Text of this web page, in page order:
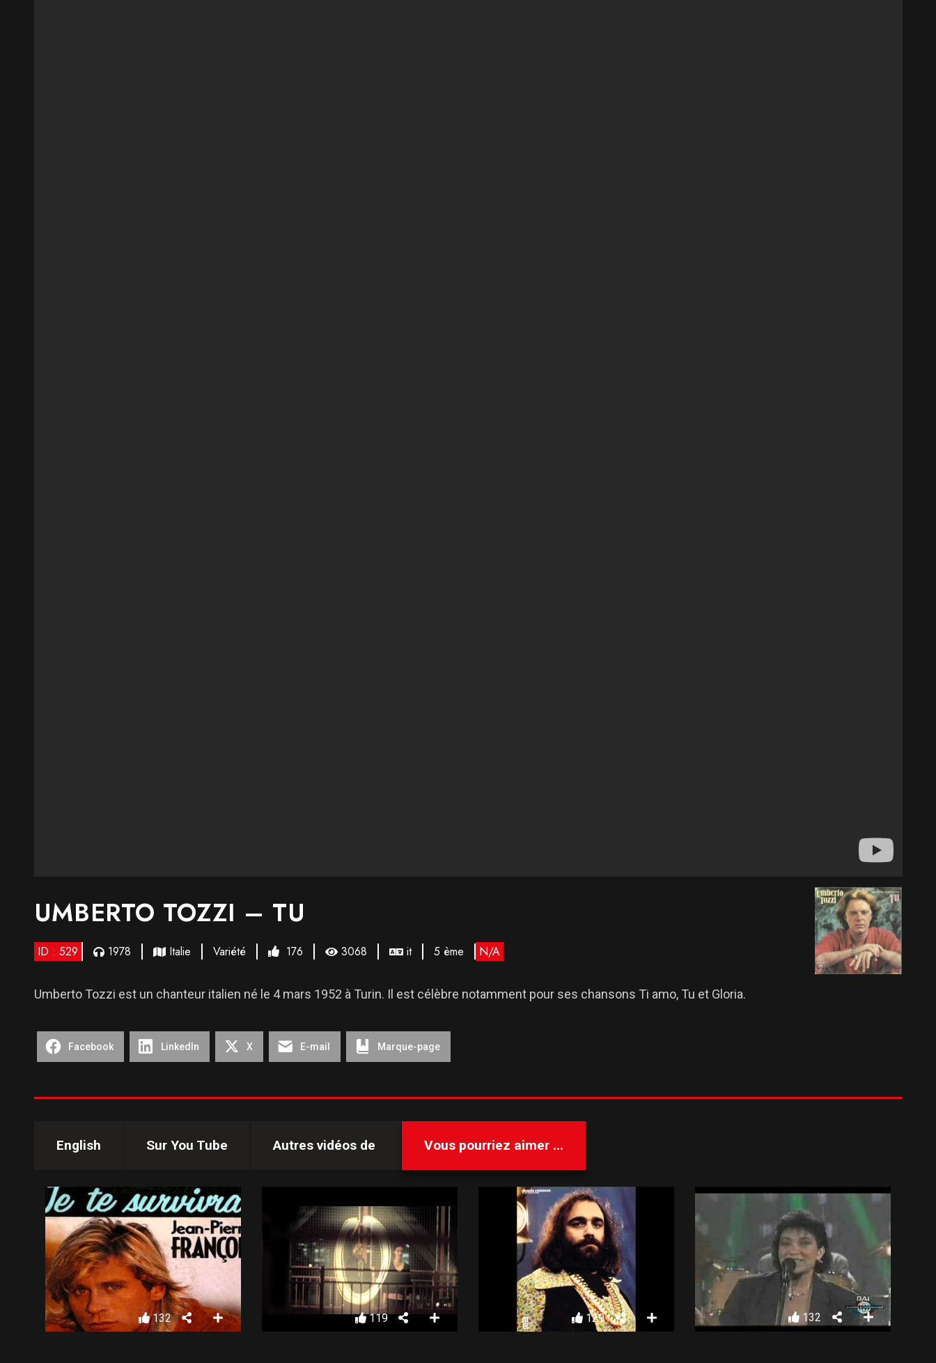
UMBERTO TOZZI – TU
ID : 529 1978 Italie Variété 176 3068 it 5 ème N/A
Umberto Tozzi est un chanteur italien né le 4 mars 1952 à Turin. Il est célèbre notamment pour ses chansons Ti amo, Tu et Gloria.
Facebook LinkedIn X E-mail Marque-page
English Sur You Tube Autres vidéos de Vous pourriez aimer ...
132 119 129 132